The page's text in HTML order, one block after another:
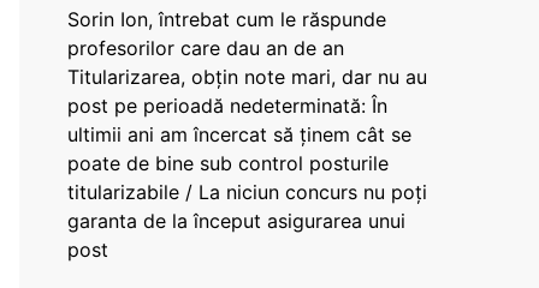
Sorin Ion, întrebat cum le răspunde
profesorilor care dau an de an
Titularizarea, obțin note mari, dar nu au
post pe perioadă nedeterminată: În
ultimii ani am încercat să ținem cât se
poate de bine sub control posturile
titularizabile / La niciun concurs nu poți
garanta de la început asigurarea unui
post